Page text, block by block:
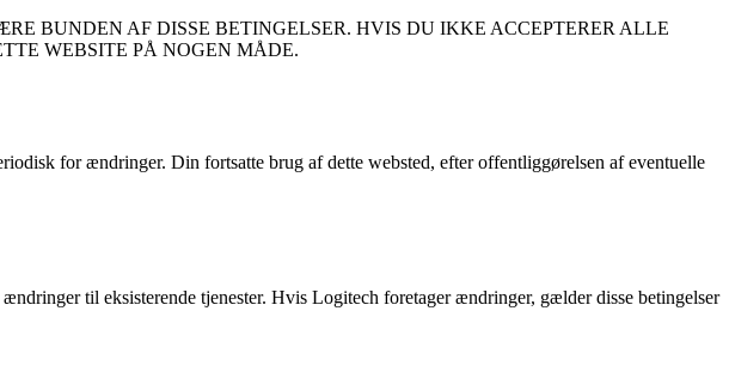
BUNDEN AF DISSE BETINGELSER. HVIS DU IKKE ACCEPTERER ALLE
WEBSITE PÅ NOGEN MÅDE.
for ændringer. Din fortsatte brug af dette websted, efter offentliggørelsen af eventuelle
til eksisterende tjenester. Hvis Logitech foretager ændringer, gælder disse betingelser